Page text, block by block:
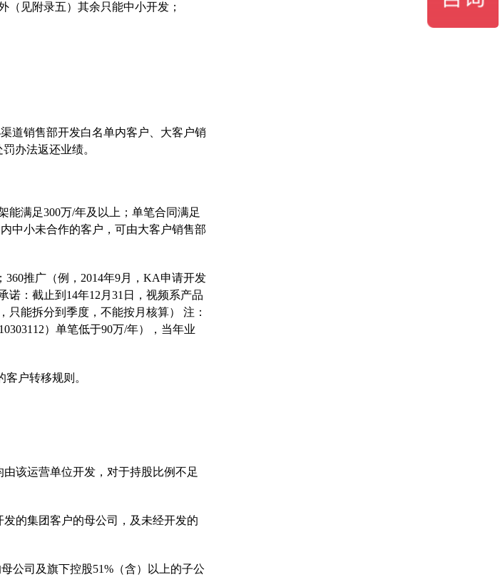
（见附录五）其余只能中小开发；
道销售部开发白名单内客户、大客户销
办法返还业绩。
能满足300万/年及以上；单笔合同满足
中小未合作的客户，可由大客户销售部
推广（例，2014年9月，KA申请开发
：截止到14年12月31日，视频系产品
只能拆分到季度，不能按月核算） 注：
）单笔低于90万/年），当年业
户转移规则。
该运营单位开发，对于持股比例不足
的集团客户的母公司，及未经开发的
公司及旗下控股51%（含）以上的子公